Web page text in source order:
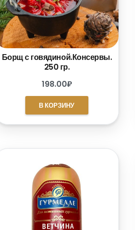
Борщ с говядиной.Консервы.
250 гр.
198.00₽
В КОРЗИНУ